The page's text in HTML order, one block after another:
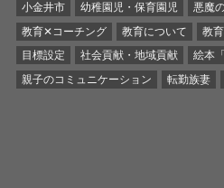
小金井市
幼稚園児・保育園児 悪魔
教育✕コーチング
教育について 教
目標設定
社会貢献・地域貢献 絵本
親子のコミュニケーション
転勤族妻